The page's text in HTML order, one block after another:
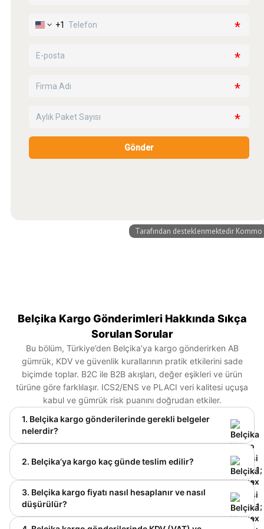
Belçika Kargo Gönderimleri Hakkında Sıkça
Sorulan Sorular
Bu bölüm, Türkiye’den Belçika’ya kargo gönderirken AB
gümrük, KDV ve güvenlik kurallarının pratik etkilerini sade
biçimde toplar. B2C ile B2B akışları, değer eşikleri ve ürün
türüne göre farklılaşır. ICS2/ENS ve PLACI veri kalitesi uçuşa
kabul ve gümrük risk puanını doğrudan etkiler.
1. Belçika kargo gönderilerinde gerekli belgeler
nelerdir?
konşimentosu (AWB) ve paketleme listesi çekirdek
kodu, menşe, miktar ve birim değer net ve tutarlı
olmalıdır. Alıcı telefon ve e-posta bilgileri teslimat
ve gümrük iletişimi için şarttır. Havayolunda AB’nin
ICS2 sistemi için varış öncesi ENS ve yükleme
2. Belçika’ya kargo kaç günde teslim edilir?
olarak 2–4 iş gününde, ekonomi servislerde 4–8+
iş gününde gerçekleşir. Uzak bölge dağıtımları ve
yoğun sezonlar 1–2 gün ekleyebilir. ICS2/PLACI veri
3. Belçika kargo fiyatı nasıl hesaplanır ve nasıl
düşürülür?